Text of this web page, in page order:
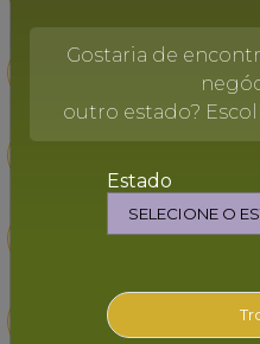
Goiaba
Laranja
Gostaria de
outro estado?
Estado